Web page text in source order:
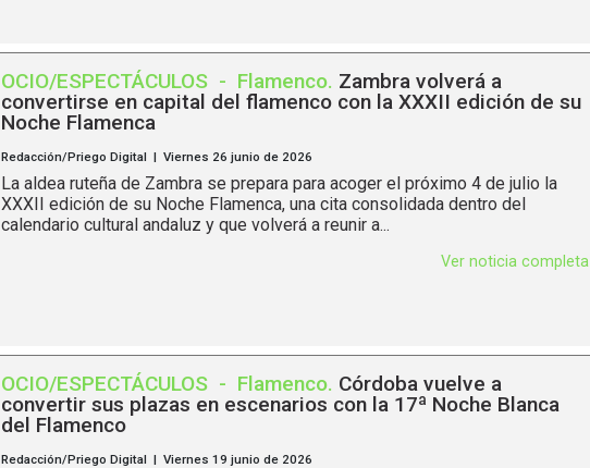
OCIO/ESPECTÁCULOS - Flamenco. Zambra volverá a
convertirse en capital del flamenco con la XXXII edición de su
Noche Flamenca
Redacción/Priego Digital | Viernes 26 junio de 2026
La aldea ruteña de Zambra se prepara para acoger el próximo 4 de julio la
XXXII edición de su Noche Flamenca, una cita consolidada dentro del
calendario cultural andaluz y que volverá a reunir a...
Ver noticia completa
OCIO/ESPECTÁCULOS - Flamenco. Córdoba vuelve a
convertir sus plazas en escenarios con la 17ª Noche Blanca
del Flamenco
Redacción/Priego Digital | Viernes 19 junio de 2026